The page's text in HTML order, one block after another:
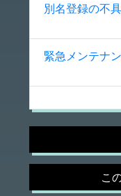
別名登録の不
こ